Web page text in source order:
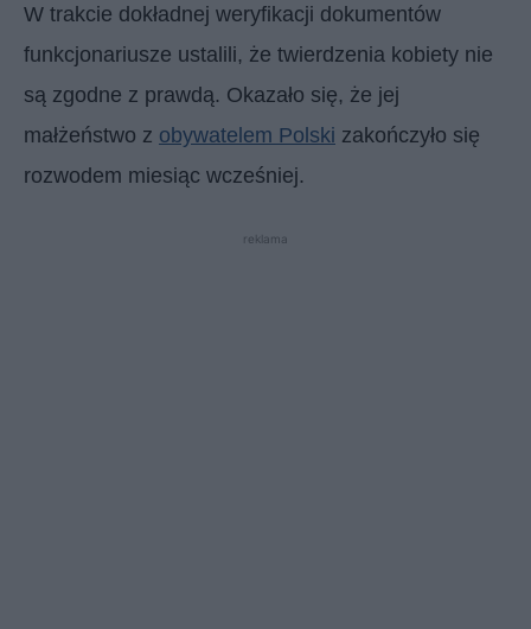
W trakcie dokładnej weryfikacji dokumentów
funkcjonariusze ustalili, że twierdzenia kobiety nie
są zgodne z prawdą. Okazało się, że jej
małżeństwo z obywatelem Polski zakończyło się
rozwodem miesiąc wcześniej.
reklama